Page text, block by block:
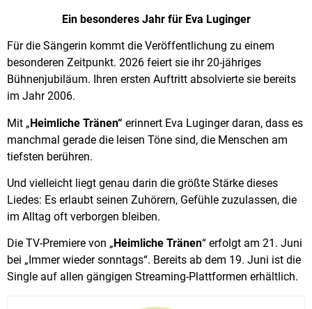
Ein besonderes Jahr für Eva Luginger
Für die Sängerin kommt die Veröffentlichung zu einem
besonderen Zeitpunkt. 2026 feiert sie ihr 20-jähriges
Bühnenjubiläum. Ihren ersten Auftritt absolvierte sie bereits
im Jahr 2006.
Mit „Heimliche Tränen“ erinnert Eva Luginger daran, dass es
manchmal gerade die leisen Töne sind, die Menschen am
tiefsten berühren.
Und vielleicht liegt genau darin die größte Stärke dieses
Liedes: Es erlaubt seinen Zuhörern, Gefühle zuzulassen, die
im Alltag oft verborgen bleiben.
Die TV-Premiere von „ Heimliche Tränen“ erfolgt am 21. Juni
bei „Immer wieder sonntags“. Bereits ab dem 19. Juni ist die
Single auf allen gängigen Streaming-Plattformen erhältlich.